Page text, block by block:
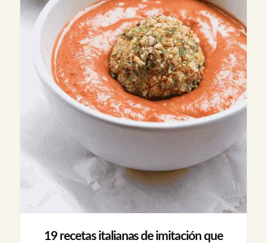
19 recetas italianas de imitación que